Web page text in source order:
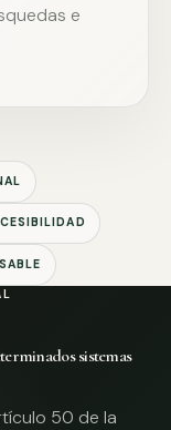
e
sistemas
50 de la